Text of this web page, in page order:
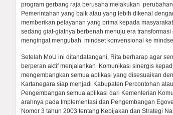
program gerbang raja berusaha melakukan
Pemerintahan yang baik atau yang lebih dikenal
memberikan pelayanan yang prima kepada
sedang giat-giatnya berbenah menuju era
mengingat mengubah mindset konvensional ke
Setelah MoU ini ditandatangani, Rita berharap agar
berperan aktif menjalankan Komunikasi sinergis
mengembangkan semua aplikasi yang disesuaikan
Kartanegara siap menjadi Kabupaten Percontohan
Pengembangan semua aplikasi dari Kementerian
arahnya pada Implementasi dan Pengembangan
Nomor 3 tahun 2003 tentang Kebijakan dan Strategi